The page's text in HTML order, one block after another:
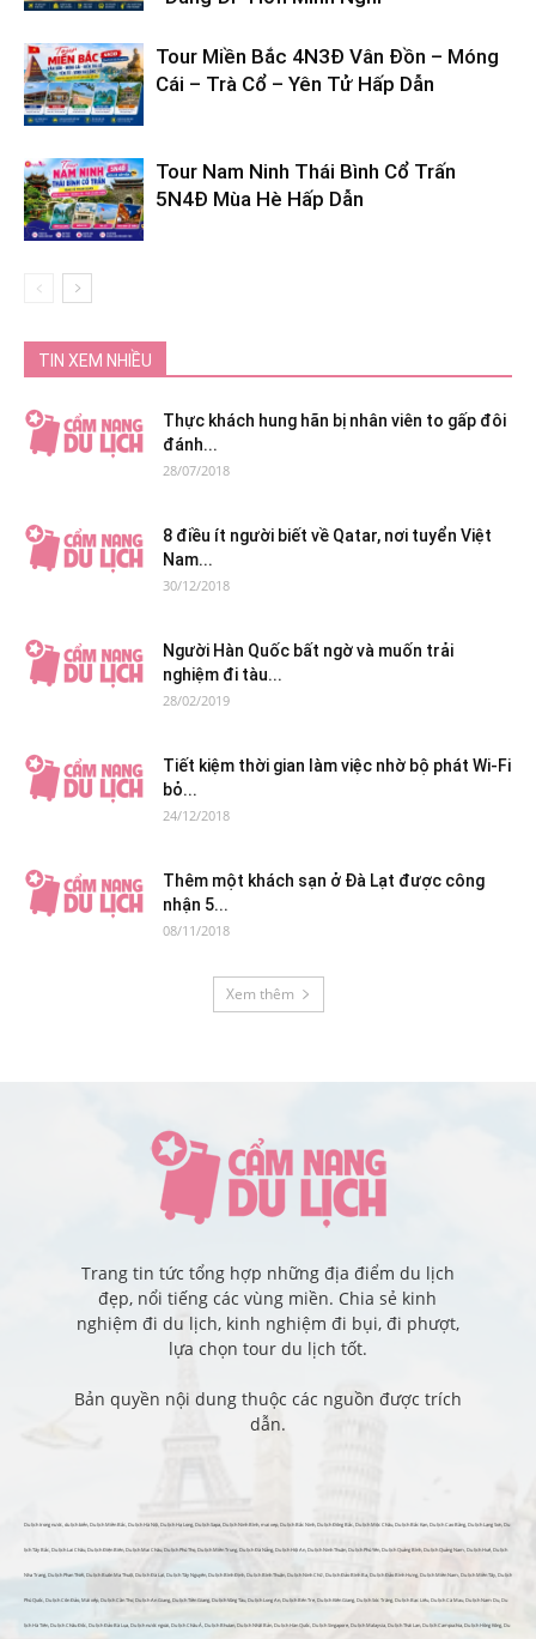
Tour Miền Bắc 4N3Đ Vân Đồn – Móng
Cái – Trà Cổ – Yên Tử Hấp Dẫn
Tour Nam Ninh Thái Bình Cổ Trấn
5N4Đ Mùa Hè Hấp Dẫn
TIN XEM NHIỀU
Thực khách hung hãn bị nhân viên to gấp đôi
đánh...
28/07/2018
8 điều ít người biết về Qatar, nơi tuyển Việt
Nam...
30/12/2018
Người Hàn Quốc bất ngờ và muốn trải
nghiệm đi tàu...
28/02/2019
Tiết kiệm thời gian làm việc nhờ bộ phát Wi-Fi
bỏ...
24/12/2018
Thêm một khách sạn ở Đà Lạt được công
nhận 5...
08/11/2018
Xem thêm
Trang tin tức tổng hợp những địa điểm du lịch
đẹp, nổi tiếng các vùng miền. Chia sẻ kinh
nghiệm đi du lịch, kinh nghiệm đi bụi, đi phượt,
lựa chọn tour du lịch tốt.
Bản quyền nội dung thuộc các nguồn được trích
dẫn.
Du lịch trong nước, du lịch biển, Du lịch Miền Bắc, Du lịch Hà Nội, Du lịch Hạ Long, Du lịch Sapa, Du lịch Ninh Bình, mai xep, Du lịch Bắc Ninh, Du lịch Đông Bắc, Du lịch Mộc Châu, Du lịch Bắc Kạn, Du lịch Cao Bằng, Du lịch Lạng Sơn, Du
lịch Tây Bắc, Du lịch Lai Châu, Du lịch Điện Biên, Du lịch Mai Châu, Du lịch Phú Thọ, Du lịch Miền Trung, Du lịch Đà Nẵng, Du lịch Hội An, Du lịch Ninh Thuận, Du lịch Phú Yên, Du lịch Quảng Bình, Du lịch Quảng Nam, Du lịch Huế, Du lịch
Nha Trang, Du lịch Phan Thiết, Du lịch Buôn Ma Thuột, Du lịch Đà Lạt, Du lịch Tây Nguyên, Du lịch Bình Định, Du lịch Bình Thuận, Du lịch Ninh Chữ, Du lịch Đảo Bình Ba, Du lịch Đảo Bình Hưng, Du lịch Miền Nam, Du lịch Miền Tây, Du lịch
Phú Quốc, Du lịch Côn Đảo, Mái xếp, Du lịch Cần Thơ, Du lịch An Giang, Du lịch Tiền Giang, Du lịch Vũng Tàu, Du lịch Long An, Du lịch Bến Tre, Du lịch Kiên Giang, Du lịch Sóc Trăng, Du lịch Bạc Liêu, Du lịch Cà Mau, Du lịch Nam Du, Du
lịch Hà Tiên, Du lịch Châu Đốc, Du lịch Đảo Bà Lụa, Du lịch nước ngoài, Du lịch Châu Á, Du lịch Bhutan, Du lịch Nhật Bản, Du lịch Hàn Quốc, Du lịch Singapore, Du lịch Malaysia, Du lịch Thái Lan, Du lịch Campuchia, Du lịch Hồng Kông, Du